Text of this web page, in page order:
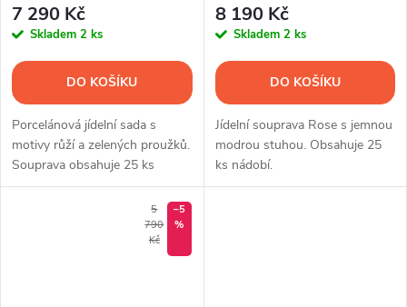
7 290 Kč
Skladem 2 ks
DO KOŠÍKU
Porcelánová jídelní sada s
motivy růží a zelených proužků.
Souprava obsahuje 25 ks
nádobí.
8 190 Kč
Skladem 2 ks
DO KOŠÍKU
Jídelní souprava Rose s jemnou
modrou stuhou. Obsahuje 25
ks nádobí.
5
790
Kč
–5
%